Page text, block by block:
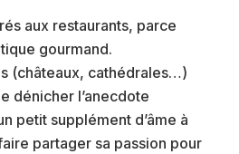
aux restaurants, parce
gourmand.
(châteaux, cathédrales…)
dénicher l’anecdote
petit supplément d’âme à
partager sa passion pour